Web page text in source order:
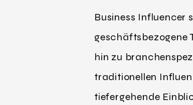
Business Influencer
geschäftsbezogene
hin zu
traditionellen
tiefergehende